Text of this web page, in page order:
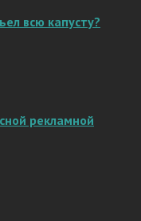
всю капусту?
рекламной